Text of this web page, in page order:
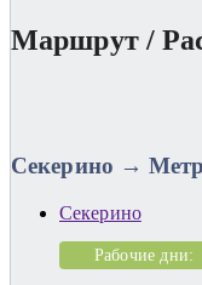
Маршрут /
Секерино →
Секерино
Рабочие дни: